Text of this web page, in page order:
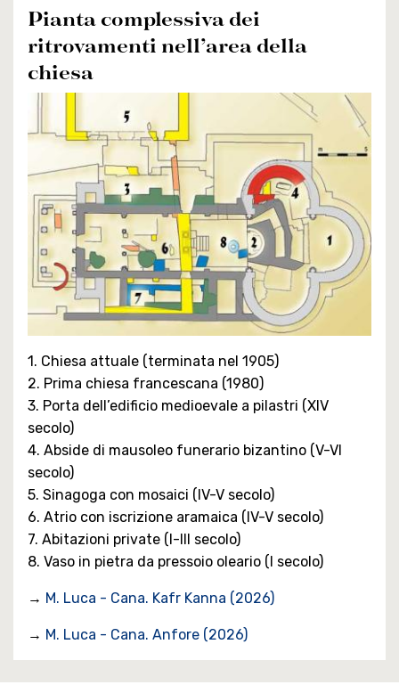
Pianta complessiva dei
ritrovamenti nell’area della
chiesa
1. Chiesa attuale (terminata nel 1905)
2. Prima chiesa francescana (1980)
3. Porta dell’edificio medioevale a pilastri (XIV
secolo)
4. Abside di mausoleo funerario bizantino (V-VI
secolo)
5. Sinagoga con mosaici (IV-V secolo)
6. Atrio con iscrizione aramaica (IV-V secolo)
7. Abitazioni private (I-III secolo)
8. Vaso in pietra da pressoio oleario (I secolo)
→ M. Luca - Cana. Kafr Kanna (2026)
→ M. Luca - Cana. Anfore (2026)